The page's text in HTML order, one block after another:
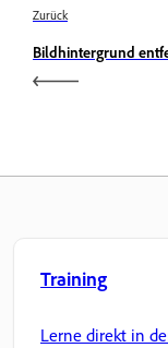
Zurück
Bildhintergrund
Training
Lerne direkt in